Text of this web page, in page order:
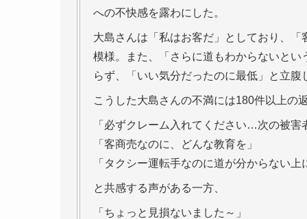
への不快感を露わにした。
大島さんは「私はお客だ」としており、
模様。また、「さらに道もわからないと
らず、「いい気分だったのに最低」と立腹
こうした大島さんの不満には180件以上の
「必ずクレーム入れてください…次の被
「客商売なのに、どんな教育を」
「タクシー運転手なのに道が分からない
と共感する声がある一方、
「ちょっと見損ないました～」